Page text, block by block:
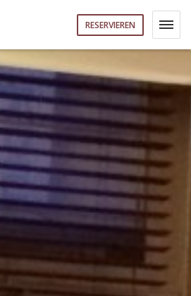
RESERVIEREN